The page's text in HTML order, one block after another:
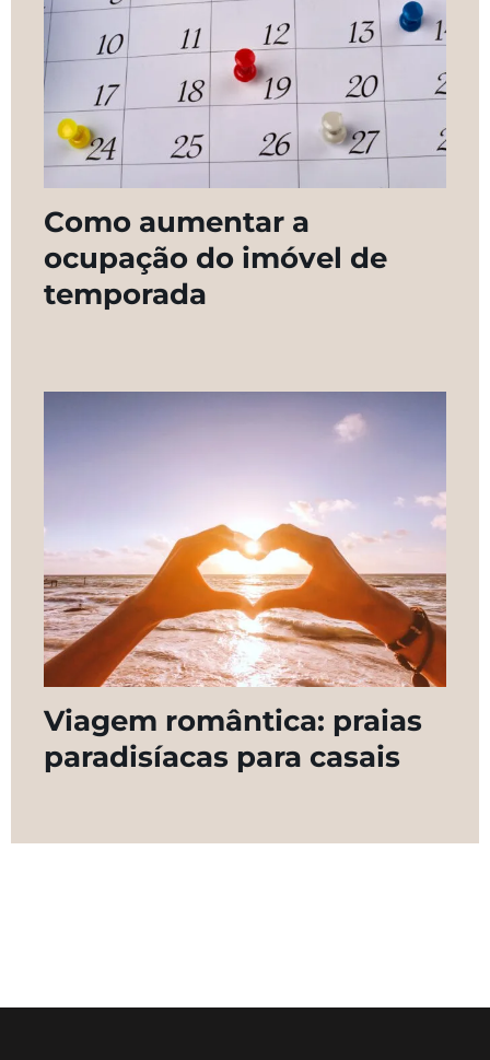
Como aumentar a
ocupação do imóvel de
temporada
Viagem romântica: praias
paradisíacas para casais